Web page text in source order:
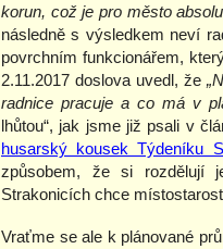
korun, což je pro město
následně s výsledkem neví
povrchním funkcionářem,
2.11.2017 doslova uvedl, že
radnice pracuje a co má v
lhůtou“, jak jsme již psali v
husarský kousek Týdeníku
způsobem, že si rozdělují
Strakonicích chce
Vraťme se ale k plánované